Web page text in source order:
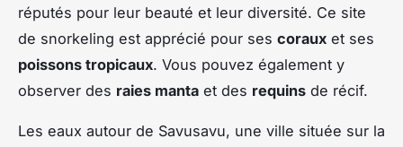
réputés pour leur beauté et leur diversité. Ce site
de snorkeling est apprécié pour ses coraux et ses
poissons tropicaux. Vous pouvez également y
observer des raies manta et des requins de récif.
Les eaux autour de Savusavu, une ville située sur la